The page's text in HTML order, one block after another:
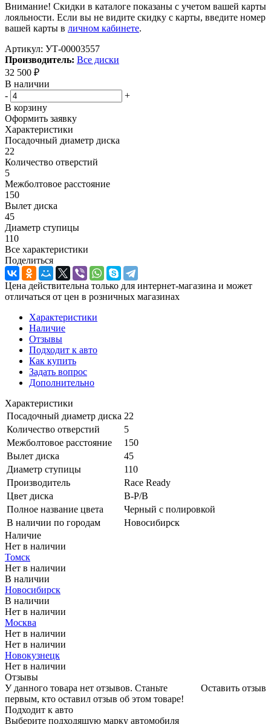
Внимание! Скидки в каталоге показаны с учетом вашей карты
лояльности. Если вы не видите скидку с карты, введите номер
вашей карты в личном кабинете.
Артикул: УТ-00003557
Производитель: Все диски
32 500 ₽
В наличии
-
+
В корзину
Оформить заявку
Характеристики
Посадочный диаметр диска
22
Количество отверстий
5
Межболтовое расстояние
150
Вылет диска
45
Диаметр ступицы
110
Все характеристики
Поделиться
Цена действительна только для интернет-магазина и может
отличаться от цен в розничных магазинах
Характеристики
Наличие
Отзывы
Подходит к авто
Как купить
Задать вопрос
Дополнительно
Характеристики
Посадочный диаметр диска 22
Количество отверстий
5
Межболтовое расстояние
150
Вылет диска
45
Диаметр ступицы
110
Производитель
Race Ready
Цвет диска
B-P/B
Полное название цвета
Черный с полировкой
В наличии по городам
Новосибирск
Наличие
Нет в наличии
Томск
Нет в наличии
В наличии
Новосибирск
В наличии
Нет в наличии
Москва
Нет в наличии
Нет в наличии
Новокузнецк
Нет в наличии
Отзывы
Оставить отзыв
У данного товара нет отзывов. Станьте
первым, кто оставил отзыв об этом товаре!
Подходит к авто
Выберите подходящую марку автомобиля